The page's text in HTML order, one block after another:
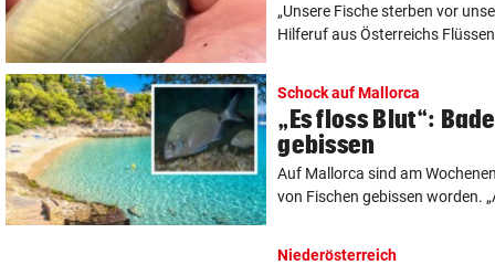
„Unsere Fische sterben vor
Hilferuf aus Österreichs
Schock auf Mallorca
„Es floss Blut“:
gebissen
Auf Mallorca sind am
von Fischen gebissen worden.
Niederösterreich